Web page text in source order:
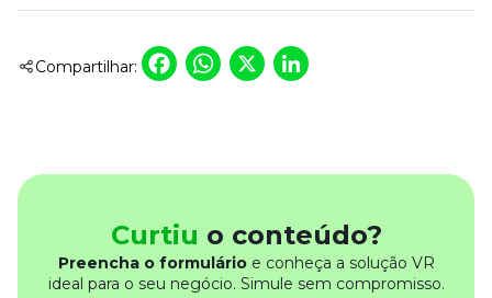
Compartilhar: Facebook
WhatsApp
X
Curtiu o conteúdo?
Preencha o formulárioe conheça a solução VR
ideal para o seu negócio. Simule sem compromisso.